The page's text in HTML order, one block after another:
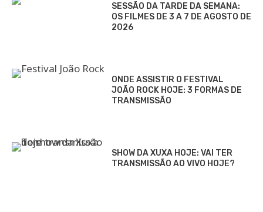
SESSÃO DA TARDE DA SEMANA:
OS FILMES DE 3 A 7 DE AGOSTO DE
2026
ONDE ASSISTIR O FESTIVAL
JOÃO ROCK HOJE: 3 FORMAS DE
TRANSMISSÃO
SHOW DA XUXA HOJE: VAI TER
TRANSMISSÃO AO VIVO HOJE?